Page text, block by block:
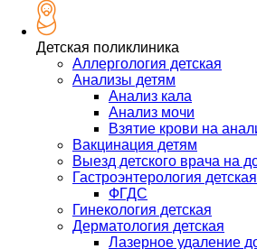
Детская поликлиника
Аллергология детская
Анализы детям
Анализ кала
Анализ мочи
Взятие крови на
Вакцинация детям
Выезд детского врача на
Гастроэнтерология детская
ФГДС
Гинекология детская
Дерматология детская
Лазерное удаление